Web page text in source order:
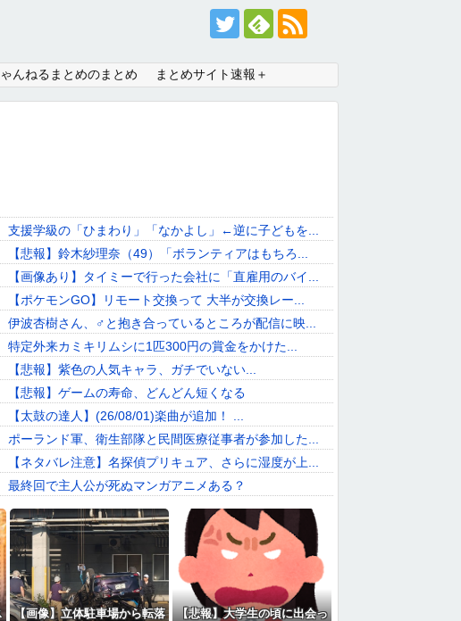
んねるまとめのまとめ まとめサイト速報＋
支援学級の「ひまわり」「なかよし」←逆に子どもを...
【悲報】鈴木紗理奈（49）「ボランティアはもちろ...
【画像あり】タイミーで行った会社に「直雇用のバイ...
【ポケモンGO】リモート交換って 大半が交換レー...
伊波杏樹さん、♂と抱き合っているところが配信に映...
特定外来カミキリムシに1匹300円の賞金をかけた...
【悲報】紫色の人気キャラ、ガチでいない...
【悲報】ゲームの寿命、どんどん短くなる
【太鼓の達人】(26/08/01)楽曲が追加！ ...
ポーランド軍、衛生部隊と民間医療従事者が参加した...
【ネタバレ注意】名探偵プリキュア、さらに湿度が上...
最終回で主人公が死ぬマンガアニメある？
【ゲロマス】「ルイボスティー」とかいういつの間に...
【悲報】日本人、募金した人を叩き始める
妹がハンターハンターにハマった
一般人「四国？隣り合ってるし4県を簡単に行き来で...
【画像】立体駐車場から転落
【悲報】大学生の頃に出会っ